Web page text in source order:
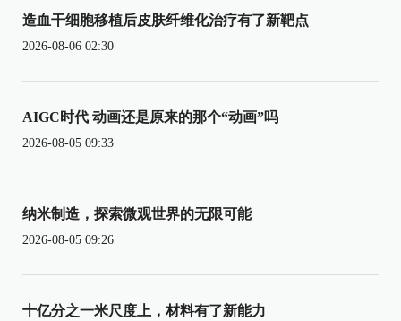
造血干细胞移植后皮肤纤维化治疗有了新靶点
2026-08-06 02:30
AIGC时代 动画还是原来的那个“动画”吗
2026-08-05 09:33
纳米制造，探索微观世界的无限可能
2026-08-05 09:26
十亿分之一米尺度上，材料有了新能力